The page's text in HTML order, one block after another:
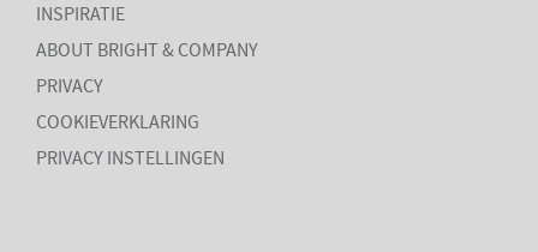
INSPIRATIE
ABOUT BRIGHT & COMPANY
PRIVACY
COOKIEVERKLARING
PRIVACY INSTELLINGEN